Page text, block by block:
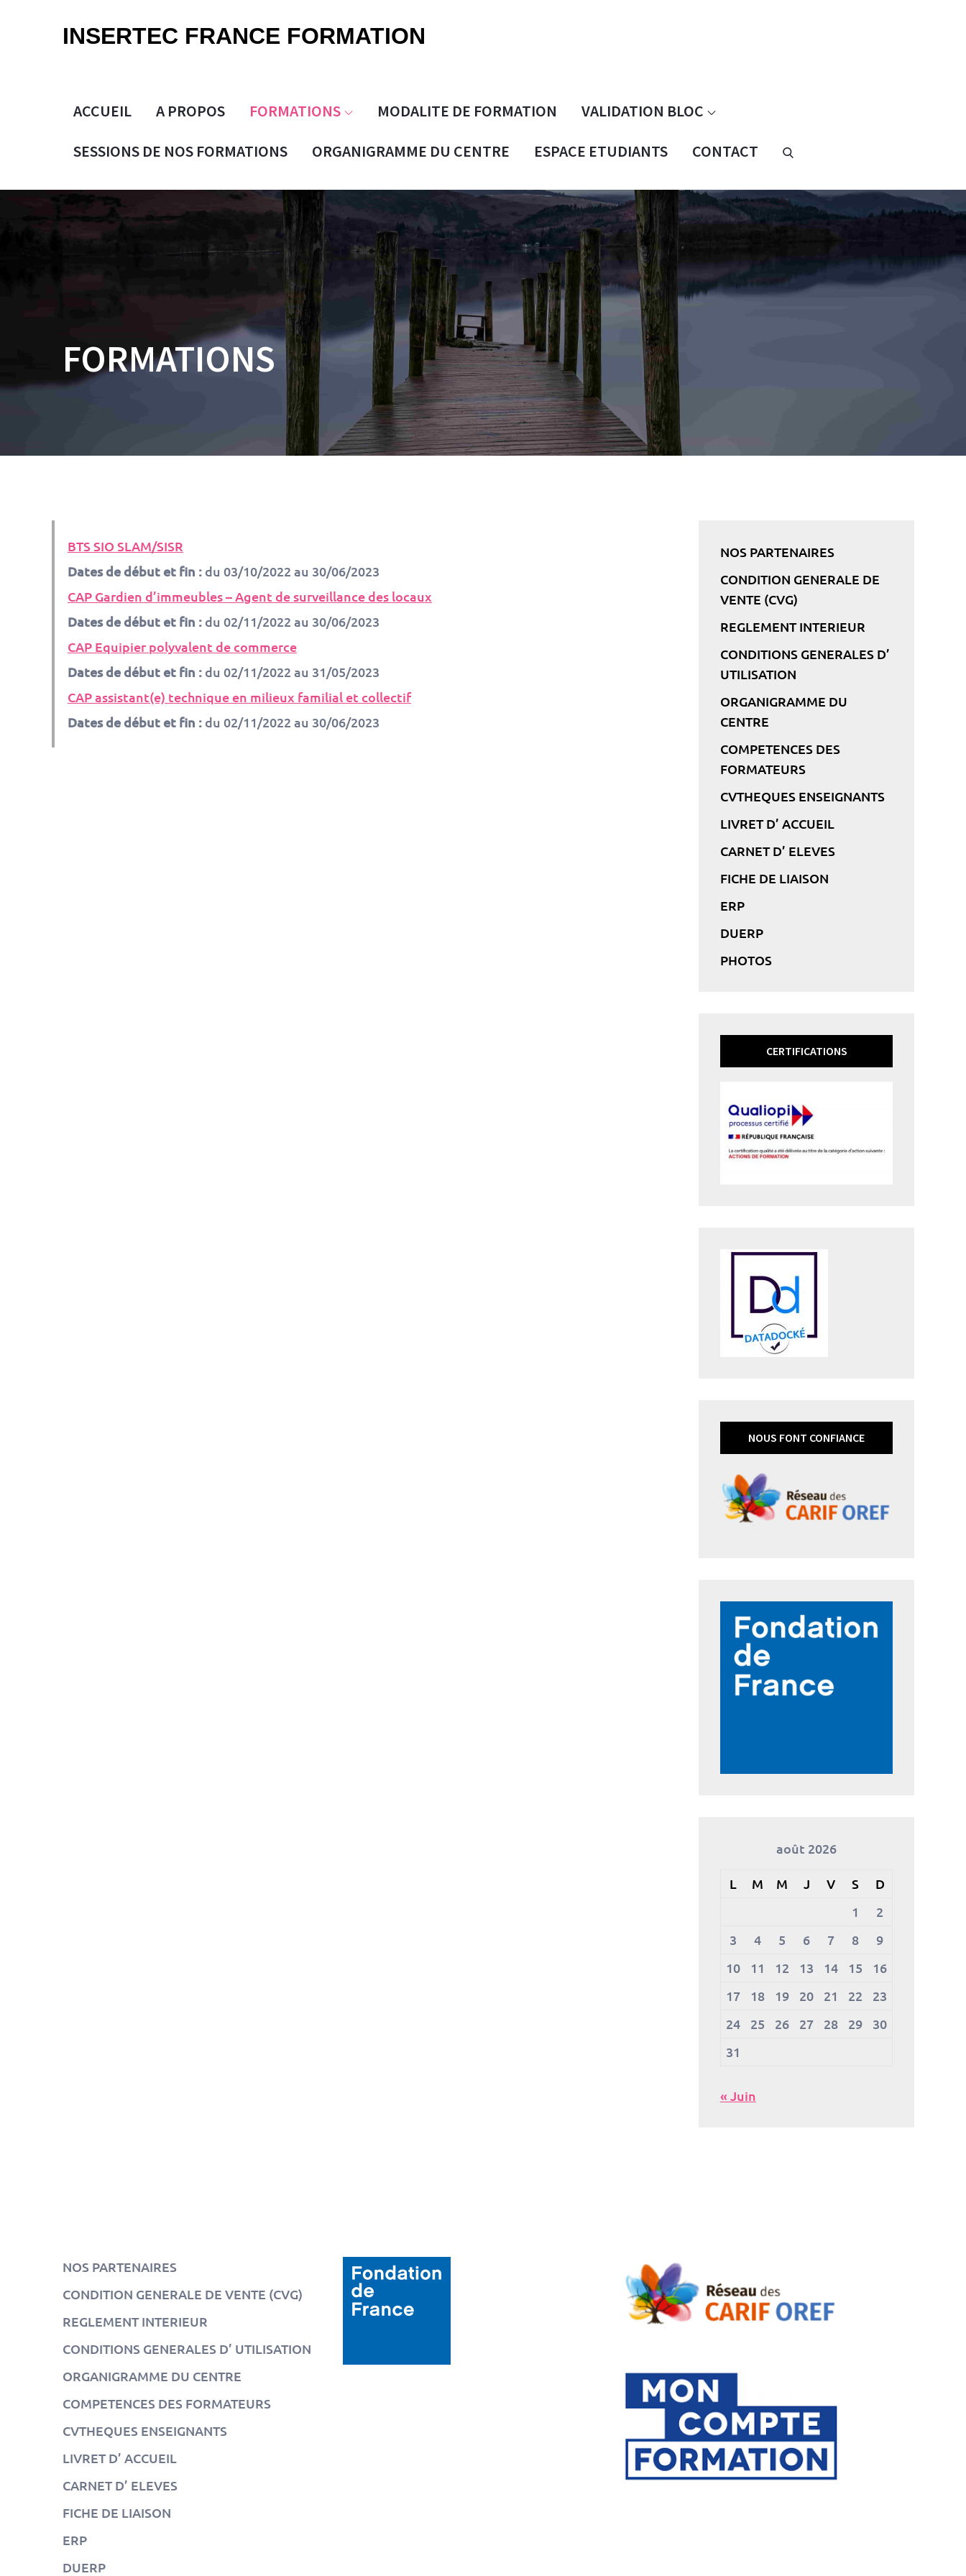
INSERTEC FRANCE FORMATION
ACCUEIL A PROPOS FORMATIONS MODALITE DE FORMATION
VALIDATION BLOC
SESSIONS DE NOS FORMATIONS
ORGANIGRAMME DU CENTRE ESPACE ETUDIANTS CONTACT
FORMATIONS
BTS SIO SLAM/SISR
Dates de début et fin : du 03/10/2022 au 30/06/2023
CAP Gardien d’immeubles – Agent de surveillance des locaux
Dates de début et fin : du 02/11/2022 au 30/06/2023
CAP Equipier polyvalent de commerce
Dates de début et fin : du 02/11/2022 au 31/05/2023
CAP assistant(e) technique en milieux familial et collectif
Dates de début et fin : du 02/11/2022 au 30/06/2023
NOS PARTENAIRES
CONDITION GENERALE DE
VENTE (CVG)
REGLEMENT INTERIEUR
CONDITIONS GENERALES D’
UTILISATION
ORGANIGRAMME DU
CENTRE
COMPETENCES DES
FORMATEURS
CVTHEQUES ENSEIGNANTS
LIVRET D’ ACCUEIL
CARNET D’ ELEVES
FICHE DE LIAISON
ERP
DUERP
PHOTOS
CERTIFICATIONS
NOUS FONT CONFIANCE
août 2026
L M M J V S
D
1
2
3
4 5 6 7 8
9
10
11 12 13 14 15
16
17
18 19 20 21 22
23
24
25 26 27 28 29
30
31
« Juin
NOS PARTENAIRES
CONDITION GENERALE DE VENTE (CVG)
REGLEMENT INTERIEUR
CONDITIONS GENERALES D’ UTILISATION
ORGANIGRAMME DU CENTRE
COMPETENCES DES FORMATEURS
CVTHEQUES ENSEIGNANTS
LIVRET D’ ACCUEIL
CARNET D’ ELEVES
FICHE DE LIAISON
ERP
DUERP